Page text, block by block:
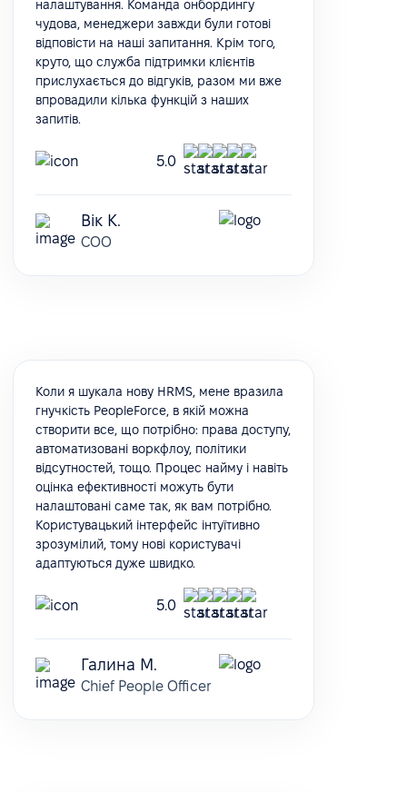
налаштування. Команда онбордингу
чудова, менеджери завжди були готові
відповісти на наші запитання. Крім того,
круто, що служба підтримки клієнтів
прислухається до відгуків, разом ми вже
впровадили кілька функцій з наших
запитів.
5.0
Вік К.
COO
Коли я шукала нову HRMS, мене вразила
гнучкість PeopleForce, в якій можна
створити все, що потрібно: права доступу,
автоматизовані воркфлоу, політики
відсутностей, тощо. Процес найму і навіть
оцінка ефективності можуть бути
налаштовані саме так, як вам потрібно.
Користувацький інтерфейс інтуїтивно
зрозумілий, тому нові користувачі
адаптуються дуже швидко.
5.0
Галина М.
Chief People Officer